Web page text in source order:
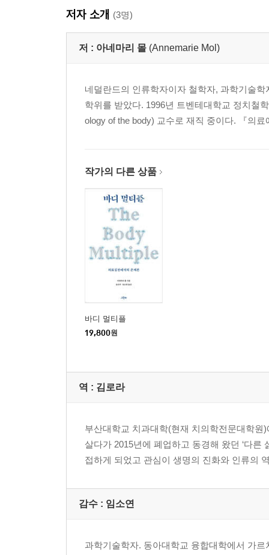
건강하기를 희망하기 또는 질병과 함께 살기 84
내려놓는 행위자 88
통제하기 또는 주의 기울이기 98
길들이기 또는 키우기 104
결정되기 또는 생존하기 111
4장 관리하기 대 의사 노릇하기 123
유익한 사실 또는 목푯값 126
수단 또는 수정 134
계산하기 또는 조율하기 144
의사 관리하기 또는 의사 노릇 공유하기 154
5장 개인 그리고 집단 161
같은 사람 추가하기 또는 공들여 범주 만들기 175
6장 실천 속의 선 201
능동적인 환자 218
의료 서비스 개선하기 229
번역 243
감사의 말 257
참고문헌 300
저자 소개 (3명)
저 : 아네마리 몰 (Annemarie Mol)
네덜란드의 인류학자이자 철학자, 과학기술
학위를 받았다. 1996년 트벤테대학교 정치철
ology of the body) 교수로 재직 중이다. 『의
작가의 다른 상품
바디 멀티플
19,800원
역 : 김로라
부산대학교 치과대학(현재 치의학전문대학
살다가 2015년에 폐업하고 동경해 왔던 ‘다
접하게 되었고 관심이 생명의 진화와 인류의
감수 : 임소연
과학기술학자. 동아대학교 융합대학에서 가